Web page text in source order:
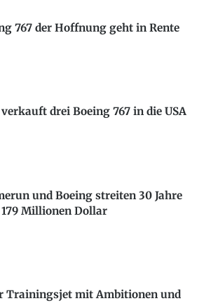
767 der Hoffnung geht in Rente
drei Boeing 767 in die USA
und Boeing streiten 30 Jahre
Millionen Dollar
Trainingsjet mit Ambitionen und